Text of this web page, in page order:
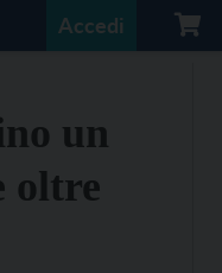
Accedi
un
oltre